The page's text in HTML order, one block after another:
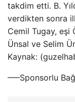
takdim etti. B.
verdikten sonra
Cemil Tugay, eşi
Ünsal ve Selim
Kaynak:
—–Sponsorlu